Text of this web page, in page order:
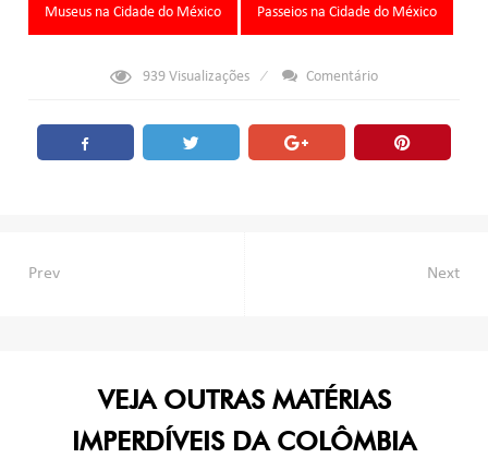
Museus na Cidade do México Passeios na Cidade do México
939Visualizações Comentário
Navegação
Prev Next
VEJA OUTRAS MATÉRIAS
IMPERDÍVEIS DA COLÔMBIA